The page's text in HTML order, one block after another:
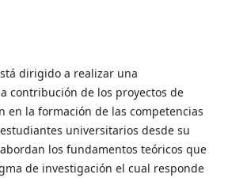
dirigido a realizar una
contribución de los proyectos de
en la formación de las competencias
universitarios desde su
los fundamentos teóricos que
de investigación el cual responde